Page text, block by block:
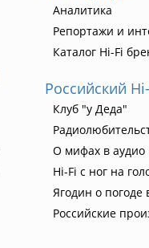
Аналитика
Репортажи и
Каталог Hi-Fi
Российский
Клуб "у Деда"
О мифах в аудио
Hi-Fi с ног на
Ягодин о погоде
Российские